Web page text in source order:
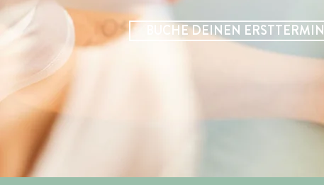
BUCHE DEINEN ERSTTERMIN